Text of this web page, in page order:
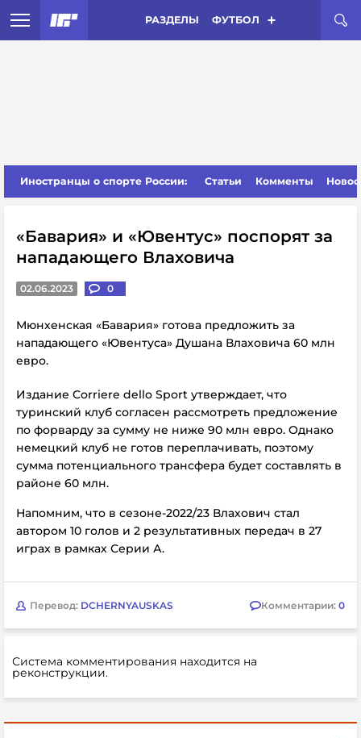
РАЗДЕЛЫ ФУТБОЛ
Иностранцы о спорте России: Статьи Комменты
«Бавария» и «Ювентус» поспорят за
нападающего Влаховича
02.06.2023 0
Мюнхенская «Бавария» готова предложить за
нападающего «Ювентуса» Душана Влаховича 60 млн
евро.
Издание Corriere dello Sport утверждает, что
туринский клуб согласен рассмотреть предложение
по форварду за сумму не ниже 90 млн евро. Однако
немецкий клуб не готов переплачивать, поэтому
сумма потенциального трансфера будет составлять в
районе 60 млн.
Напомним, что в сезоне-2022/23 Влахович стал
автором 10 голов и 2 результативных передач в 27
играх в рамках Серии А.
Перевод: DCHERNYAUSKAS Комментарии: 0
Система комментирования находится на
реконструкции.